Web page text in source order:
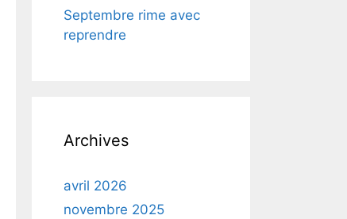
Septembre rime avec
reprendre
Archives
avril 2026
novembre 2025